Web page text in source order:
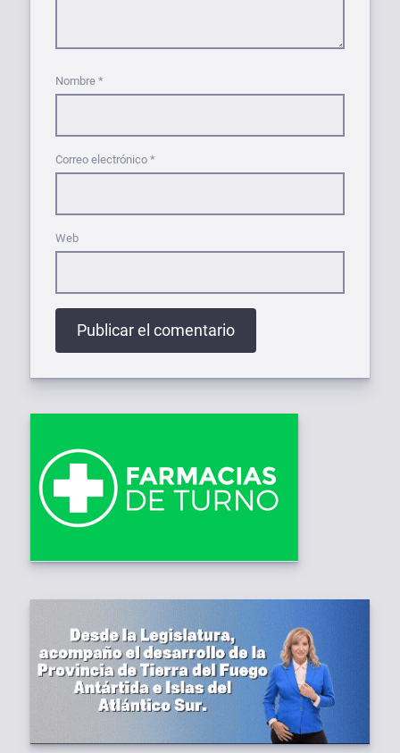
Nombre *
Correo electrónico *
Web